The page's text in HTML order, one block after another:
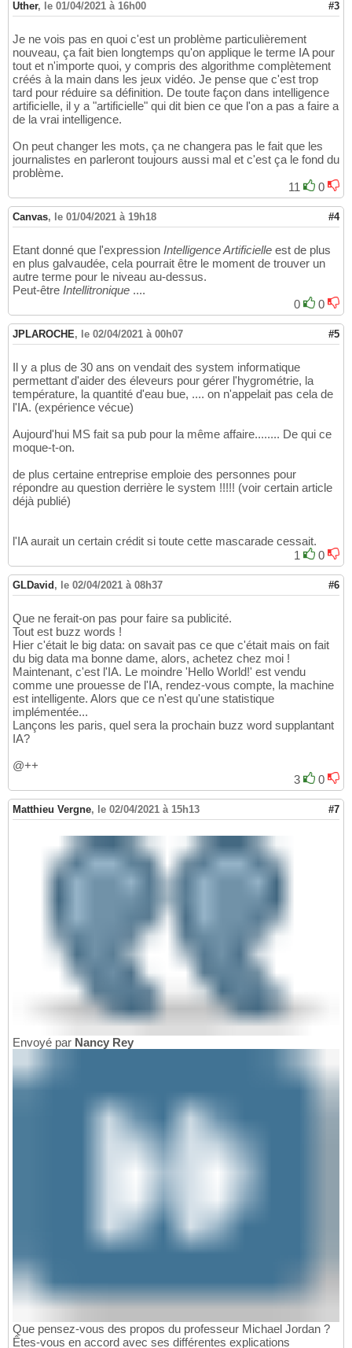
Uther, le 01/04/2021 à 16h00 #3
Je ne vois pas en quoi c'est un problème particulièrement
nouveau, ça fait bien longtemps qu'on applique le terme IA pour
tout et n'importe quoi, y compris des algorithme complètement
créés à la main dans les jeux vidéo. Je pense que c'est trop
tard pour réduire sa définition. De toute façon dans intelligence
artificielle, il y a "artificielle" qui dit bien ce que l'on a pas a faire a
de la vrai intelligence.
On peut changer les mots, ça ne changera pas le fait que les
journalistes en parleront toujours aussi mal et c'est ça le fond du
problème.
11
0
Canvas, le 01/04/2021 à 19h18 #4
Etant donné que l'expression Intelligence Artificielle est de plus
en plus galvaudée, cela pourrait être le moment de trouver un
autre terme pour le niveau au-dessus.
Peut-être Intellitronique ....
0
0
JPLAROCHE, le 02/04/2021 à 00h07 #5
Il y a plus de 30 ans on vendait des system informatique
permettant d'aider des éleveurs pour gérer l'hygrométrie, la
température, la quantité d'eau bue, .... on n'appelait pas cela de
l'IA. (expérience vécue)
Aujourd'hui MS fait sa pub pour la même affaire........ De qui ce
moque-t-on.
de plus certaine entreprise emploie des personnes pour
répondre au question derrière le system !!!!! (voir certain article
déjà publié)
l'IA aurait un certain crédit si toute cette mascarade cessait.
1
0
GLDavid , le 02/04/2021 à 08h37 #6
Que ne ferait-on pas pour faire sa publicité.
Tout est buzz words !
Hier c'était le big data: on savait pas ce que c'était mais on fait
du big data ma bonne dame, alors, achetez chez moi !
Maintenant, c'est l'IA. Le moindre 'Hello World!' est vendu
comme une prouesse de l'IA, rendez-vous compte, la machine
est intelligente. Alors que ce n'est qu'une statistique
implémentée...
Lançons les paris, quel sera la prochain buzz word supplantant
IA?
@++
3
0
Matthieu Vergne, le 02/04/2021 à 15h13 #7
Envoyé par Nancy Rey
Que pensez-vous des propos du professeur Michael Jordan ?
Êtes-vous en accord avec ses différentes explications